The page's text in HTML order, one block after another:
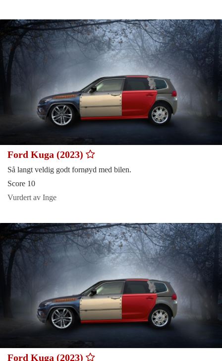
Ford Kuga (2023)
Så langt veldig godt fornøyd med bilen.
Score 10
Vurdert av Inge
Ford Kuga (2023)